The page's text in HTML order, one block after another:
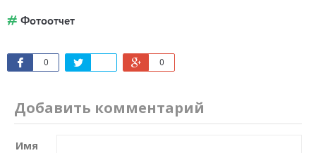
Фотоотчет
0 0
Добавить комментарий
Имя